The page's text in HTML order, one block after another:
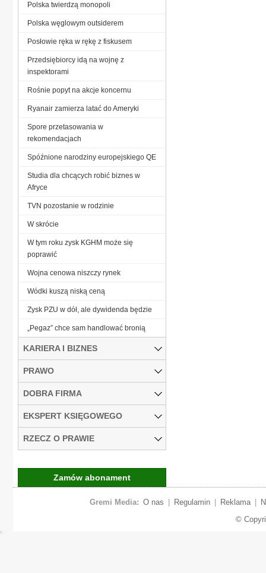
Polska twierdzą monopoli
Polska węglowym outsiderem
Posłowie ręka w rękę z fiskusem
Przedsiębiorcy idą na wojnę z
inspektorami
Rośnie popyt na akcje koncernu
Ryanair zamierza latać do Ameryki
Spore przetasowania w
rekomendacjach
Spóźnione narodziny europejskiego QE
Studia dla chcących robić biznes w
Afryce
TVN pozostanie w rodzinie
W skrócie
W tym roku zysk KGHM może się
poprawić
Wojna cenowa niszczy rynek
Wódki kuszą niską ceną
Zysk PZU w dół, ale dywidenda będzie
„Pegaz” chce sam handlować bronią
KARIERA I BIZNES
PRAWO
DOBRA FIRMA
EKSPERT KSIĘGOWEGO
RZECZ O PRAWIE
Zamów abonament
Gremi Media: O nas Regulamin Reklama
©